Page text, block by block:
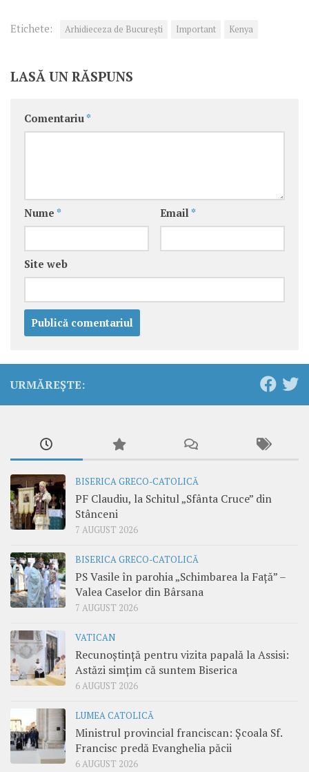
Etichete: Arhidieceza de București Important Kenya
LASĂ UN RĂSPUNS
Comentariu *
Nume * Email *
Site web
URMĂREȘTE:
BISERICA GRECO-CATOLICĂ
PF Claudiu, la Schitul „Sfânta Cruce” din
Stânceni
7 AUGUST 2026
BISERICA GRECO-CATOLICĂ
PS Vasile în parohia „Schimbarea la Față” –
Valea Caselor din Bârsana
7 AUGUST 2026
VATICAN
Recunoștință pentru vizita papală la Assisi:
Astăzi simțim că suntem Biserica
6 AUGUST 2026
LUMEA CATOLICĂ
Ministrul provincial franciscan: Școala Sf.
Francisc predă Evanghelia păcii
6 AUGUST 2026